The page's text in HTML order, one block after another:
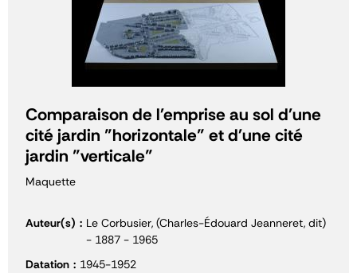
Comparaison de l'emprise au sol d'une
cité jardin "horizontale" et d'une cité
jardin "verticale"
Maquette
Auteur(s)
Le Corbusier, (Charles-Édouard Jeanneret, dit)
- 1887 - 1965
Datation
1945-1952